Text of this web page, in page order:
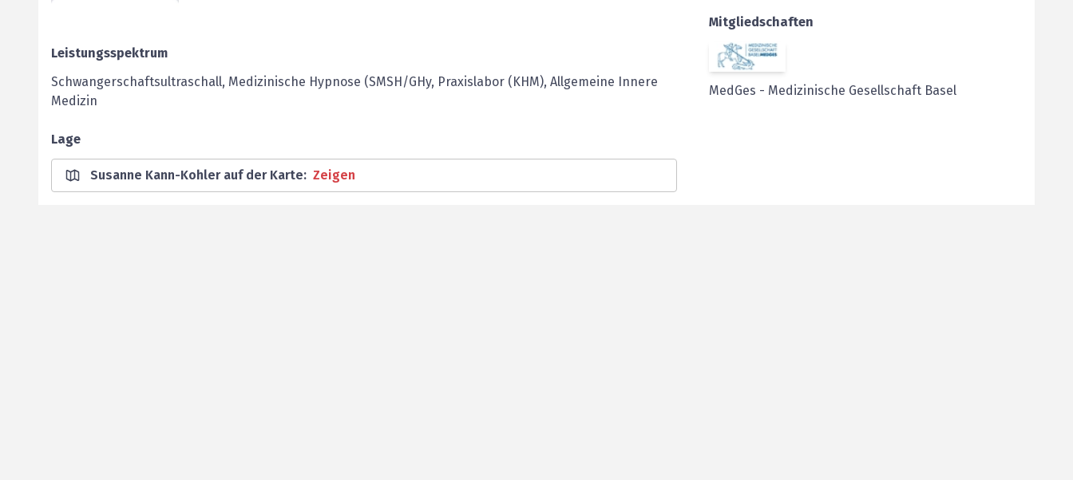
Leistungsspektrum
Schwangerschaftsultraschall, Medizinische Hypnose (SMSH/GHy, Praxislabor (KHM), Allgemeine Innere
Medizin
Lage
Susanne Kann-Kohler auf der Karte: Zeigen
Mitgliedschaften
MedGes - Medizinische Gesellschaft Basel